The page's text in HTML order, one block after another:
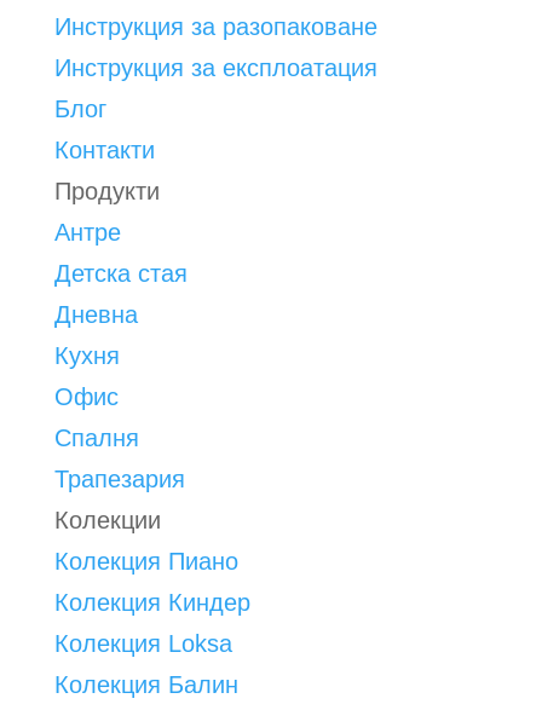
Инструкция за разопаковане
Инструкция за експлоатация
Блог
Контакти
Продукти
Антре
Детска стая
Дневна
Кухня
Офис
Спалня
Трапезария
Колекции
Колекция Пиано
Колекция Киндер
Колекция Loksa
Колекция Балин